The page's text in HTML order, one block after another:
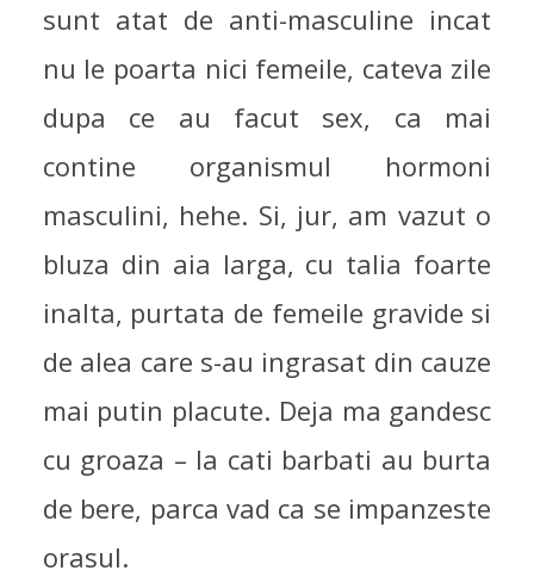
sunt atat de anti-masculine incat
nu le poarta nici femeile, cateva zile
dupa ce au facut sex, ca mai
contine organismul hormoni
masculini, hehe. Si, jur, am vazut o
bluza din aia larga, cu talia foarte
inalta, purtata de femeile gravide si
de alea care s-au ingrasat din cauze
mai putin placute. Deja ma gandesc
cu groaza – la cati barbati au burta
de bere, parca vad ca se impanzeste
orasul.